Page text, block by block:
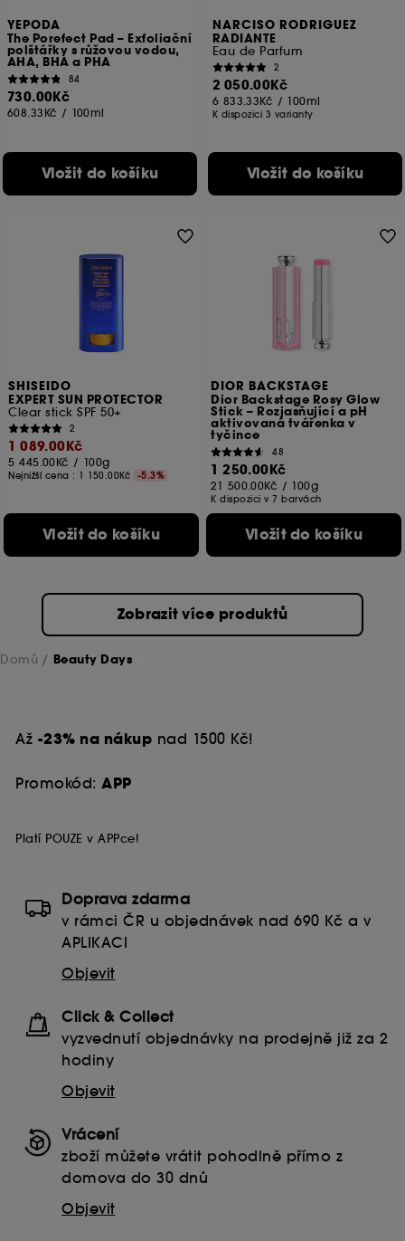
YEPODA
The Porefect Pad – Exfoliační
polštářky s růžovou vodou,
AHA, BHA a PHA
84
730.00Kč
608.33Kč / 100ml
Vložit do košíku
NARCISO RODRIGUEZ
RADIANTE
Eau de Parfum
2
2 050.00Kč
6 833.33Kč / 100ml
K dispozici 3 varianty
Vložit do košíku
SHISEIDO
EXPERT SUN PROTECTOR
Clear stick SPF 50+
2
1 089.00Kč
5 445.00Kč / 100g
Nejnižší cena : 1 150.00Kč -5.3%
Vložit do košíku
DIOR BACKSTAGE
Dior Backstage Rosy Glow
Stick – Rozjasňující a pH
aktivovaná tvářenka v
tyčince
48
1 250.00Kč
21 500.00Kč / 100g
K dispozici v 7 barvách
Vložit do košíku
Zobrazit více produktů
Domů Beauty Days
Až -23% na nákup nad 1500 Kč!
Promokód: APP
Platí POUZE v APPce!
Doprava zdarma
v rámci ČR u objednávek nad 690 Kč a v
APLIKACI
Objevit
Click & Collect
vyzvednutí objednávky na prodejně již za 2
hodiny
Objevit
Vrácení
zboží můžete vrátit pohodlně přímo z
domova do 30 dnů
Objevit